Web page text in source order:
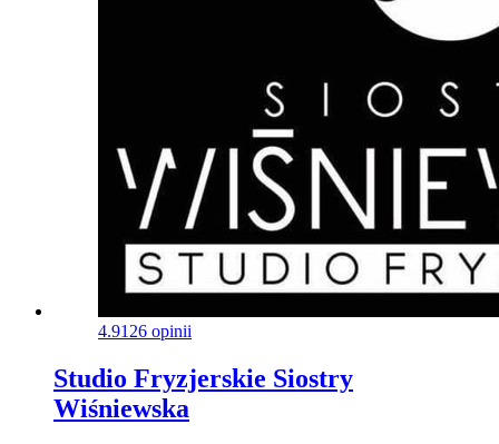
4.9126 opinii
Studio Fryzjerskie Siostry
Wiśniewska